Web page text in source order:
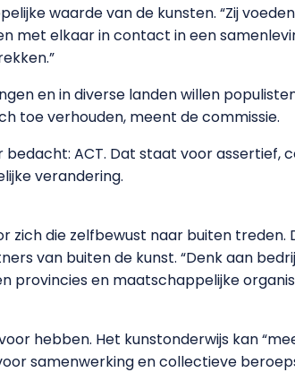
waarde van de kunsten. “Zij
met elkaar in contact in een
en in diverse landen willen
toe verhouden, meent de commissie.
ACT. Dat staat voor
verandering.
zich die zelfbewust naar buiten treden.
van buiten de kunst. “Denk aan
provincies en maatschappelijke
hebben. Het kunstonderwijs kan
samenwerking en collectieve